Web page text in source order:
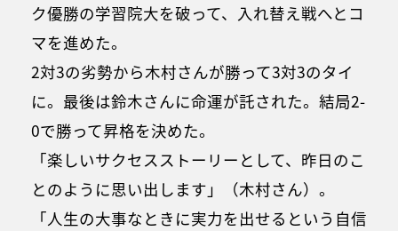
ク優勝の学習院大を破って、入れ替え戦へとコ
マを進めた。
2対3の劣勢から木村さんが勝って3対3のタイ
に。最後は鈴木さんに命運が託された。結局2-
0で勝って昇格を決めた。
「楽しいサクセスストーリーとして、昨日のこ
とのように思い出します」（木村さん）。
「人生の大事なときに実力を出せるという自信